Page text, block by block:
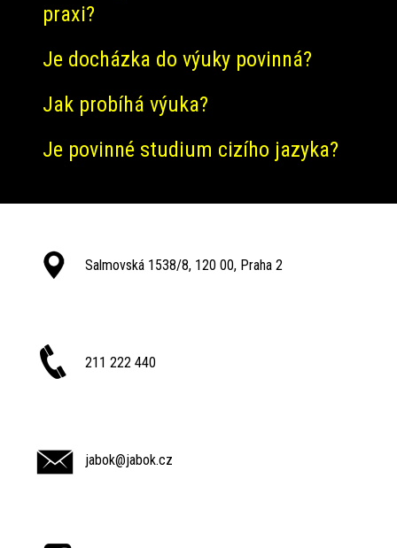
praxi?
Je docházka do výuky povinná?
Jak probíhá výuka?
Je povinné studium cizího jazyka?
Salmovská 1538/8, 120 00, Praha 2
211 222 440
jabok@jabok.cz